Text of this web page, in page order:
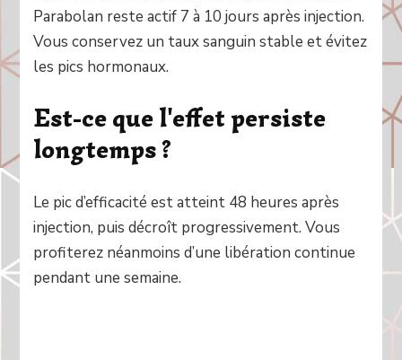
Parabolan reste actif 7 à 10 jours après injection.
Vous conservez un taux sanguin stable et évitez
les pics hormonaux.
Est-ce que l'effet persiste
longtemps ?
Le pic d’efficacité est atteint 48 heures après
injection, puis décroît progressivement. Vous
profiterez néanmoins d’une libération continue
pendant une semaine.